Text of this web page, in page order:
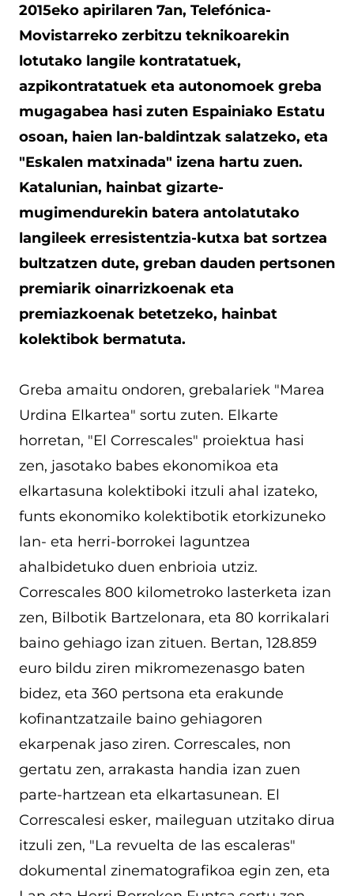
2015eko apirilaren 7an, Telefónica-
Movistarreko zerbitzu teknikoarekin
lotutako langile kontratatuek,
azpikontratatuek eta autonomoek greba
mugagabea hasi zuten Espainiako Estatu
osoan, haien lan-baldintzak salatzeko, eta
"Eskalen matxinada" izena hartu zuen.
Katalunian, hainbat gizarte-
mugimendurekin batera antolatutako
langileek erresistentzia-kutxa bat sortzea
bultzatzen dute, greban dauden pertsonen
premiarik oinarrizkoenak eta
premiazkoenak betetzeko, hainbat
kolektibok bermatuta.
Greba amaitu ondoren, grebalariek "Marea
Urdina Elkartea" sortu zuten. Elkarte
horretan, "El Correscales" proiektua hasi
zen, jasotako babes ekonomikoa eta
elkartasuna kolektiboki itzuli ahal izateko,
funts ekonomiko kolektibotik etorkizuneko
lan- eta herri-borrokei laguntzea
ahalbidetuko duen enbrioia utziz.
Correscales 800 kilometroko lasterketa izan
zen, Bilbotik Bartzelonara, eta 80 korrikalari
baino gehiago izan zituen. Bertan, 128.859
euro bildu ziren mikromezenasgo baten
bidez, eta 360 pertsona eta erakunde
kofinantzatzaile baino gehiagoren
ekarpenak jaso ziren. Correscales, non
gertatu zen, arrakasta handia izan zuen
parte-hartzean eta elkartasunean. El
Correscalesi esker, maileguan utzitako dirua
itzuli zen, "La revuelta de las escaleras"
dokumental zinematografikoa egin zen, eta